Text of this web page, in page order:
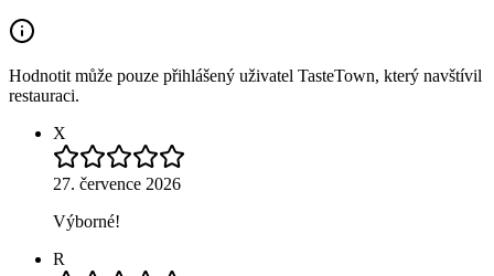
Hodnotit může pouze přihlášený uživatel TasteTown, který navštívil
restauraci.
X
27. července 2026
Výborné!
R